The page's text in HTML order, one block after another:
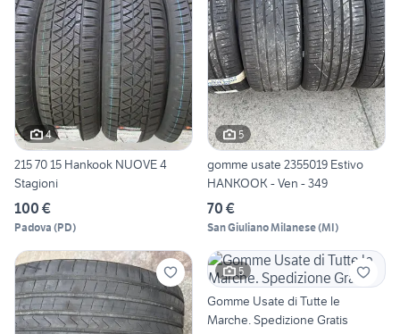
4
215 70 15 Hankook NUOVE 4
Stagioni
100 €
Padova (PD)
5
gomme usate 2355019 Estivo
HANKOOK - Ven - 349
70 €
San Giuliano Milanese(MI)
5
Gomme Usate di Tutte le
Marche. Spedizione Gratis